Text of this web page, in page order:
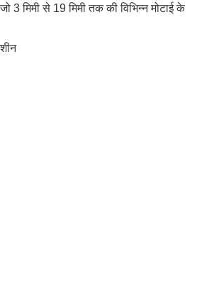
3 मिमी से 19 मिमी तक की विभिन्न मोटाई के